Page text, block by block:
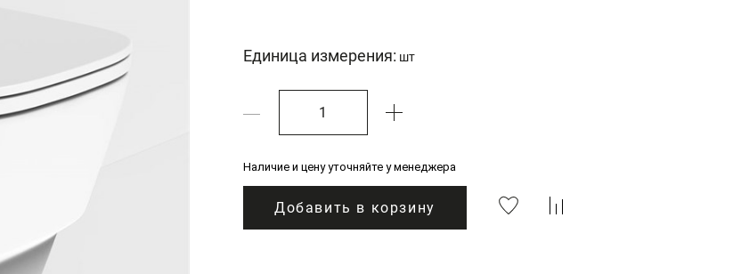
Единица измерения: шт
Наличие и цену уточняйте у менеджера
Добавить в корзину